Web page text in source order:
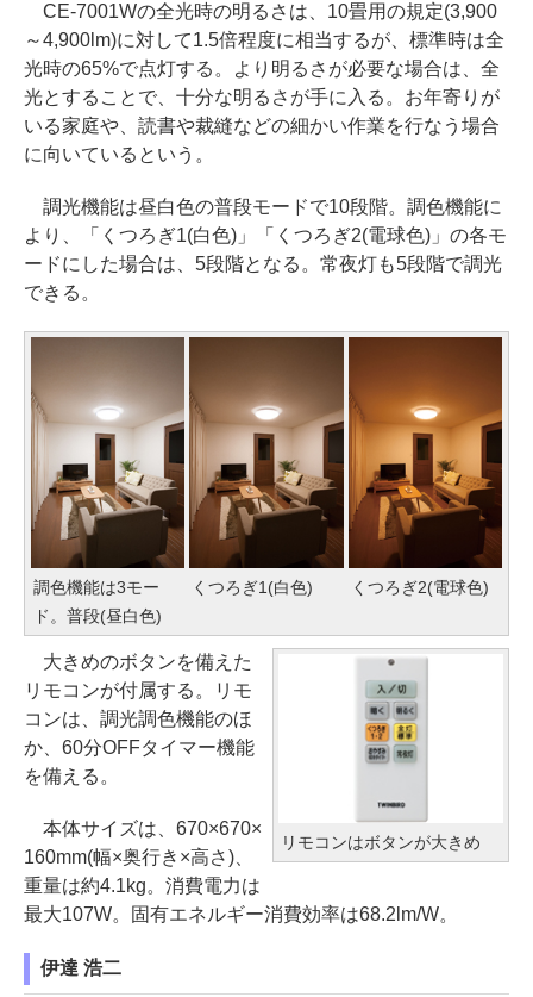
CE-7001Wの全光時の明るさは、10畳用の規定(3,900
～4,900lm)に対して1.5倍程度に相当するが、標準時は全
光時の65%で点灯する。より明るさが必要な場合は、全
光とすることで、十分な明るさが手に入る。お年寄りが
いる家庭や、読書や裁縫などの細かい作業を行なう場合
に向いているという。
調光機能は昼白色の普段モードで10段階。調色機能に
より、「くつろぎ1(白色)」「くつろぎ2(電球色)」の各モ
ードにした場合は、5段階となる。常夜灯も5段階で調光
できる。
調色機能は3モー
ド。普段(昼白色)
くつろぎ1(白色) くつろぎ2(電球色)
リモコンはボタンが大きめ
大きめのボタンを備えた
リモコンが付属する。リモ
コンは、調光調色機能のほ
か、60分OFFタイマー機能
を備える。
本体サイズは、670×670×
160mm(幅×奥行き×高さ)、
重量は約4.1kg。消費電力は
最大107W。固有エネルギー消費効率は68.2lm/W。
伊達 浩二